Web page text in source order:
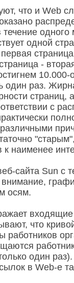
что и Web
одной
-
10.000-
один раз.
страниц,
с
к наименее
сайта Sun с
осям.
что
работников
один
в Web-е